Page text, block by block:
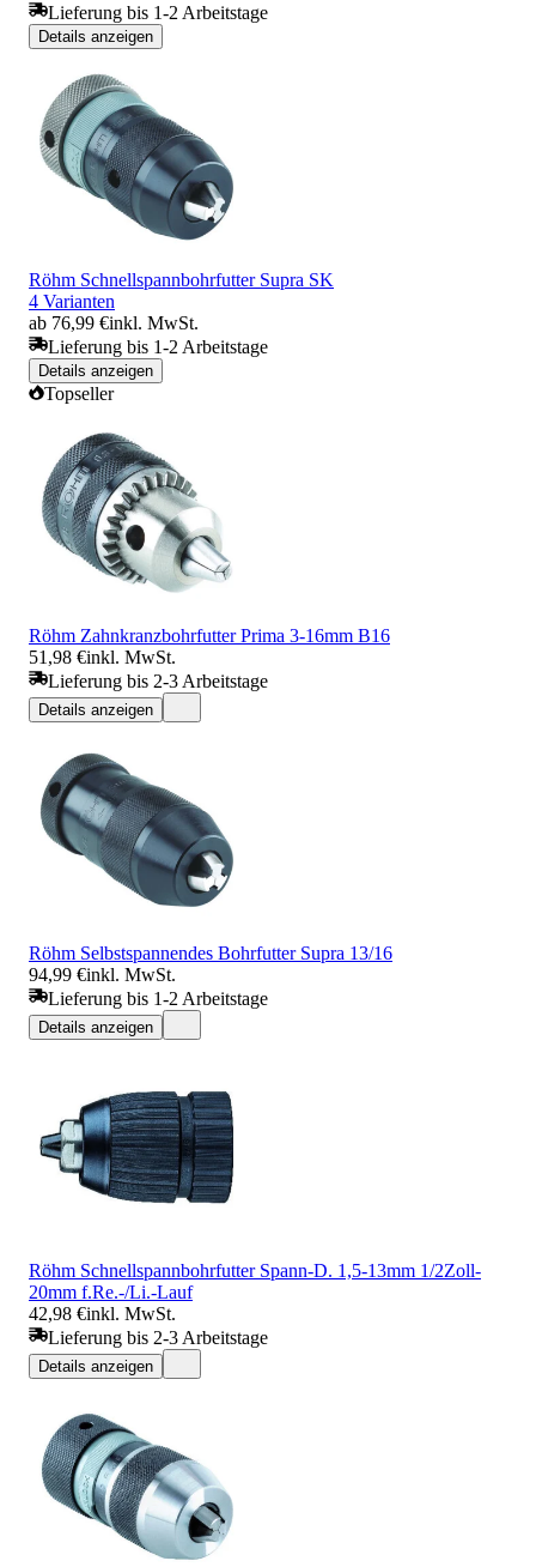
Lieferung bis 1-2 Arbeitstage
Details anzeigen
Röhm Schnellspannbohrfutter Supra SK
4 Varianten
ab 76,99 €inkl. MwSt.
Lieferung bis 1-2 Arbeitstage
Details anzeigen
Topseller
Röhm Zahnkranzbohrfutter Prima 3-16mm B16
51,98 €inkl. MwSt.
Lieferung bis 2-3 Arbeitstage
Details anzeigen
Röhm Selbstspannendes Bohrfutter Supra 13/16
94,99 €inkl. MwSt.
Lieferung bis 1-2 Arbeitstage
Details anzeigen
Röhm Schnellspannbohrfutter Spann-D. 1,5-13mm 1/2Zoll-
20mm f.Re.-/Li.-Lauf
42,98 €inkl. MwSt.
Lieferung bis 2-3 Arbeitstage
Details anzeigen